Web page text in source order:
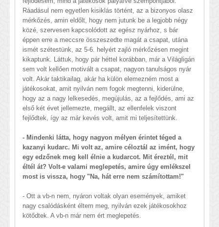
Ráadásul nem egyetlen kisiklás történt, az a bizonyos olasz
mérkőzés, amin eldőlt, hogy nem jutunk be a legjobb négy
közé, szervesen kapcsolódott az egész nyárhoz, s bár
éppen erre a meccsre összeszedte magát a csapat, utána
ismét szétestünk, az 5-6. helyért zajló mérkőzésen megint
kikaptunk. Láttuk, hogy pár héttel korábban, már a Világligán
sem volt kellően motivált a csapat, nagyon tanulságos nyár
volt. Akár taktikailag, akár ha külön elemezném most a
játékosokat, amit nyilván nem fogok megtenni, kiderülne,
hogy az a nagy lelkesedés, megújulás, az a fejlődés, ami az
első két évet jellemezte, megállt, az ellenfelek viszont
fejlődtek, így az már kevés volt, amit mi teljesítettünk.
- Mindenki látta, hogy nagyon mélyen érintet téged a
kazanyi kudarc. Mi volt az, amire céloztál az imént, hogy
egy edzőnek meg kell élnie a kudarcot. Mit éreztél, mit
éltél át? Volt-e valami meglepetés, amire úgy emlékszel
most is vissza, hogy "Na, hát erre nem számítottam!"
- Ott a vb-n nem, nyáron voltak olyan események, amiket
nagy csalódásként éltem meg, nyilván ezek játékosokhoz
kötődtek. A vb-n már nem ért meglepetés.